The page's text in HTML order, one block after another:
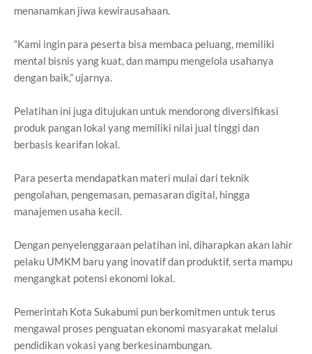
menanamkan jiwa kewirausahaan.
“Kami ingin para peserta bisa membaca peluang, memiliki
mental bisnis yang kuat, dan mampu mengelola usahanya
dengan baik,” ujarnya.
Pelatihan ini juga ditujukan untuk mendorong diversifikasi
produk pangan lokal yang memiliki nilai jual tinggi dan
berbasis kearifan lokal.
Para peserta mendapatkan materi mulai dari teknik
pengolahan, pengemasan, pemasaran digital, hingga
manajemen usaha kecil.
Dengan penyelenggaraan pelatihan ini, diharapkan akan lahir
pelaku UMKM baru yang inovatif dan produktif, serta mampu
mengangkat potensi ekonomi lokal.
Pemerintah Kota Sukabumi pun berkomitmen untuk terus
mengawal proses penguatan ekonomi masyarakat melalui
pendidikan vokasi yang berkesinambungan.